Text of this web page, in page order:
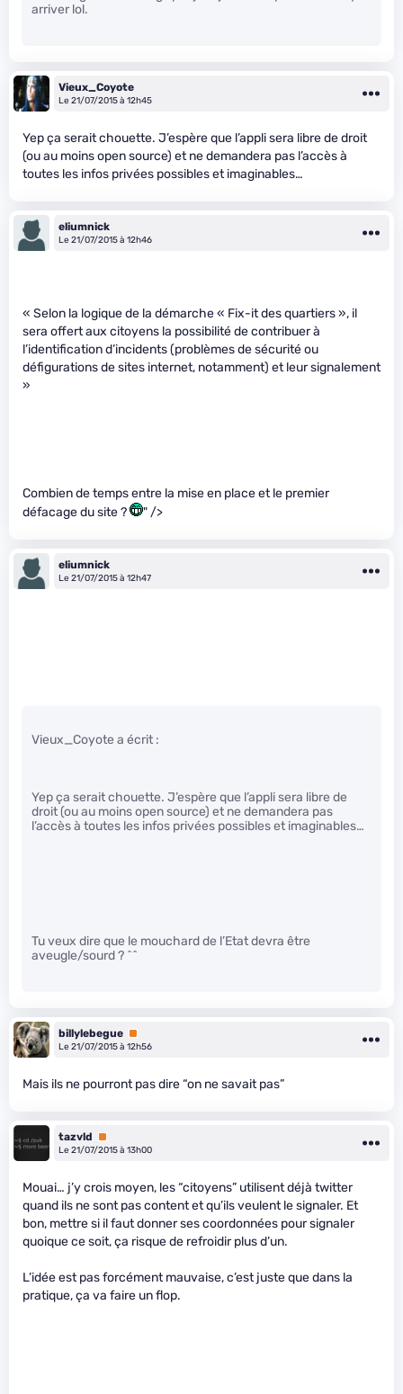
arriver lol.
Vieux_Coyote
Le 21/07/2015 à 12h45
Yep ça serait chouette. J’espère que l’appli sera libre de droit
(ou au moins open source) et ne demandera pas l’accès à
toutes les infos privées possibles et imaginables…
eliumnick
Le 21/07/2015 à 12h46
« Selon la logique de la démarche « Fix-it des quartiers », il
sera offert aux citoyens la possibilité de contribuer à
l’identification d’incidents (problèmes de sécurité ou
défigurations de sites internet, notamment) et leur signalement
»
Combien de temps entre la mise en place et le premier
défacage du site ?
" />
eliumnick
Le 21/07/2015 à 12h47
Vieux_Coyote a écrit :
Yep ça serait chouette. J’espère que l’appli sera libre de
droit (ou au moins open source) et ne demandera pas
l’accès à toutes les infos privées possibles et imaginables…
Tu veux dire que le mouchard de l’Etat devra être
aveugle/sourd ? ^^
billylebegue Premium
Le 21/07/2015 à 12h56
Mais ils ne pourront pas dire “on ne savait pas”
tazvld
Premium
Le 21/07/2015 à 13h00
Mouai… j’y crois moyen, les “citoyens” utilisent déjà twitter
quand ils ne sont pas content et qu’ils veulent le signaler. Et
bon, mettre si il faut donner ses coordonnées pour signaler
quoique ce soit, ça risque de refroidir plus d’un.
L’idée est pas forcément mauvaise, c’est juste que dans la
pratique, ça va faire un flop.